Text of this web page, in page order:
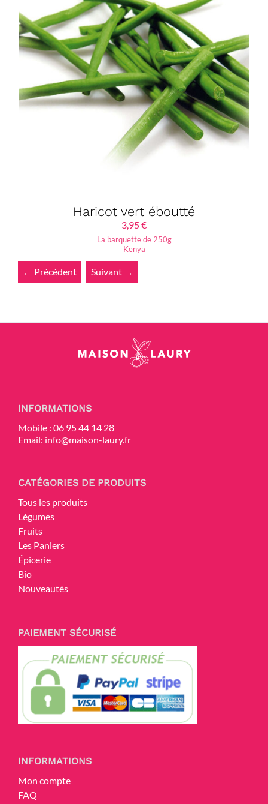
Haricot vert éboutté
3,95€
La barquette de 250g
Kenya
← Précédent Suivant →
INFORMATIONS
Mobile : 06 95 44 14 28
Email: info@maison-laury.fr
CATÉGORIES DE PRODUITS
Tous les produits
Légumes
Fruits
Les Paniers
Épicerie
Bio
Nouveautés
PAIEMENT SÉCURISÉ
INFORMATIONS
Mon compte
FAQ